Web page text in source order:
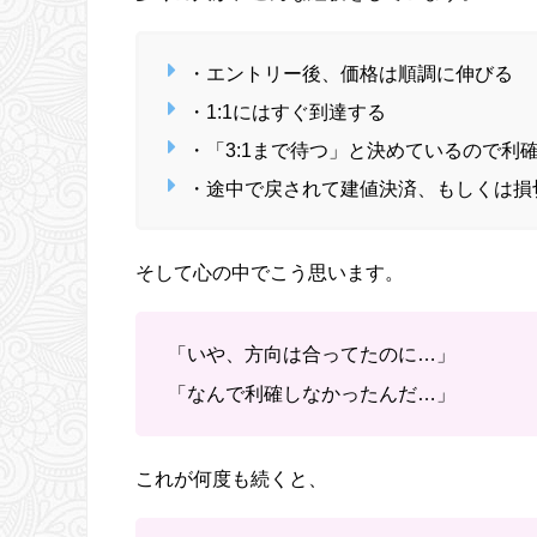
・エントリー後、価格は順調に伸びる
・1:1にはすぐ到達する
・「3:1まで待つ」と決めているので利
・途中で戻されて建値決済、もしくは損
そして心の中でこう思います。
「いや、方向は合ってたのに…」
「なんで利確しなかったんだ…」
これが何度も続くと、